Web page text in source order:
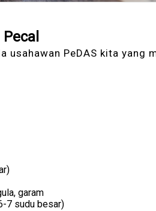
usahawan PeDAS kita yang
garam
7 sudu besar)